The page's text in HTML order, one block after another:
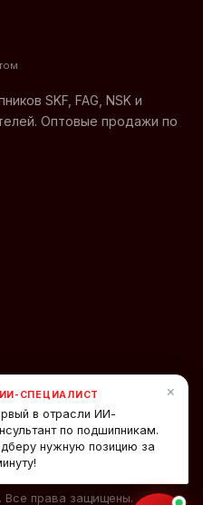
SKF, FAG, NSK и
Оптовые продажи по
права защищены.
×
ИИ-СПЕЦИАЛИСТ
в отрасли ИИ-
по подшипникам.
нужную позицию за